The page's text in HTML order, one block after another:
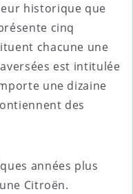
historique que
cinq
chacune une
est intitulée
une dizaine
des
années plus
Citroën.